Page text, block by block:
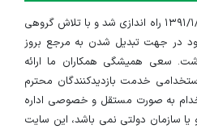
سایت ایران استخدام در تاریخ ۱۳۹۱/۱/۱۰ راه اندازی شد و با تلاش گروهی
در جهت تبدیل شدن به مرجع بروز
سعی همیشگی همکاران ما ارائه
خدمت بازدیدکنندگان محترم
به صورت مستقل و خصوصی اداره
سازمان دولتی نمی باشد، این سایت